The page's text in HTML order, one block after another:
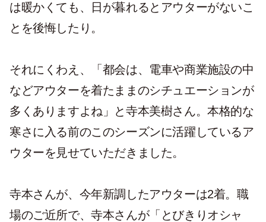
は暖かくても、日が暮れるとアウターがないこ
とを後悔したり。
それにくわえ、「都会は、電車や商業施設の中
などアウターを着たままのシチュエーションが
多くありますよね」と寺本美樹さん。本格的な
寒さに入る前のこのシーズンに活躍しているア
ウターを見せていただきました。
寺本さんが、今年新調したアウターは2着。職
場のご近所で、寺本さんが「とびきりオシャ